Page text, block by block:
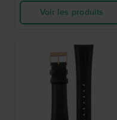
Voir les produits